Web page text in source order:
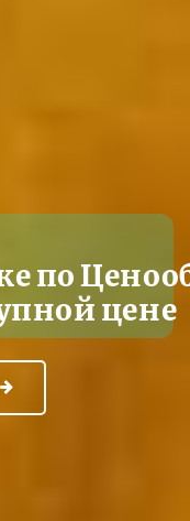
по
цене